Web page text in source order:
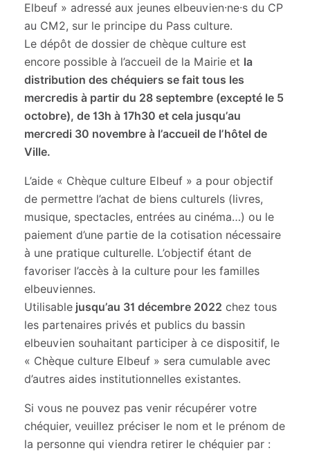
Elbeuf » adressé aux jeunes elbeuvien·ne·s du CP
au CM2, sur le principe du Pass culture.
Le dépôt de dossier de chèque culture est
encore possible à l’accueil de la Mairie et la
distribution des chéquiers se fait tous les
mercredis à partir du 28 septembre (excepté le 5
octobre), de 13h à 17h30 et cela jusqu’au
mercredi 30 novembre à l’accueil de l’hôtel de
Ville.
L’aide « Chèque culture Elbeuf » a pour objectif
de permettre l’achat de biens culturels (livres,
musique, spectacles, entrées au cinéma…) ou le
paiement d’une partie de la cotisation nécessaire
à une pratique culturelle. L’objectif étant de
favoriser l’accès à la culture pour les familles
elbeuviennes.
Utilisable jusqu’au 31 décembre 2022 chez tous
les partenaires privés et publics du bassin
elbeuvien souhaitant participer à ce dispositif, le
« Chèque culture Elbeuf » sera cumulable avec
d’autres aides institutionnelles existantes.
Si vous ne pouvez pas venir récupérer votre
chéquier, veuillez préciser le nom et le prénom de
la personne qui viendra retirer le chéquier par :